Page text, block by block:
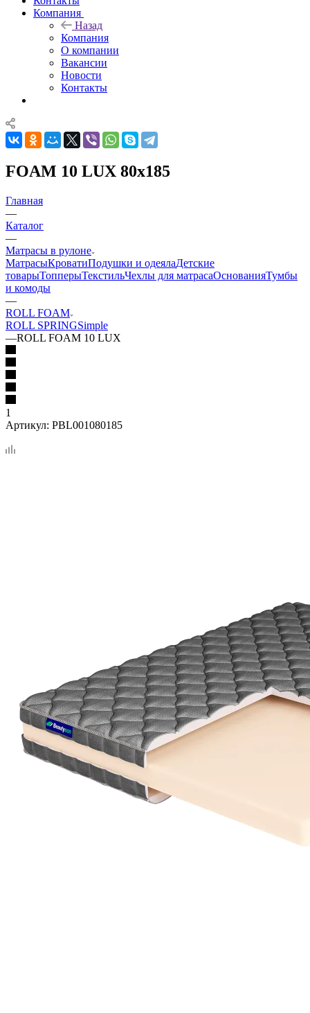
Компания
Назад
Компания
О компании
Вакансии
Новости
Контакты
FOAM 10 LUX 80x185
Главная
—
Каталог
—
Матрасы в рулоне
МатрасыКроватиПодушки и одеялаДетские
товарыТопперыТекстильЧехлы для матрасаОснованияТумбы
и комоды
—
ROLL FOAM
ROLL SPRINGSimple
—ROLL FOAM 10 LUX
1
Артикул: PBL001080185